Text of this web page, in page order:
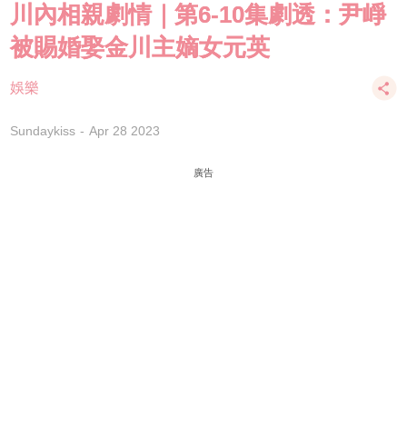
川內相親劇情｜第6-10集劇透：尹崢
被賜婚娶金川主嫡女元英
娛樂
Sundaykiss Apr 28 2023
廣告